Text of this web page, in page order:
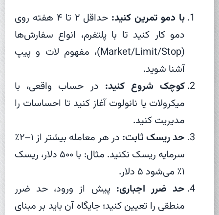
با دمو تمرین کنید:
حداقل ۲ تا ۴ هفته روی
دمو کار کنید تا با پلتفرم، انواع سفارش‌ها
(Market/Limit/Stop)، مفهوم لات و پیپ
آشنا شوید.
کوچک شروع کنید: در حساب واقعی، با
میکرولات یا نانولوت آغاز کنید تا احساسات را
مدیریت کنید.
حد ریسک ثابت:
در هر معامله بیشتر از ۱–۲٪
سرمایه ریسک نکنید. مثال: با ۵۰۰ دلار، ریسک
۱٪ می‌شود ۵ دلار.
حد ضرر اجباری: پیش از ورود، حد ضرر
منطقی را تعیین کنید؛ جایگاه آن باید بر مبنای